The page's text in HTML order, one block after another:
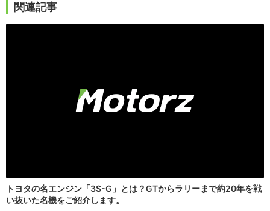
関連記事
トヨタの名エンジン「3S-G」とは？GTからラリーまで約20年を戦
い抜いた名機をご紹介します。